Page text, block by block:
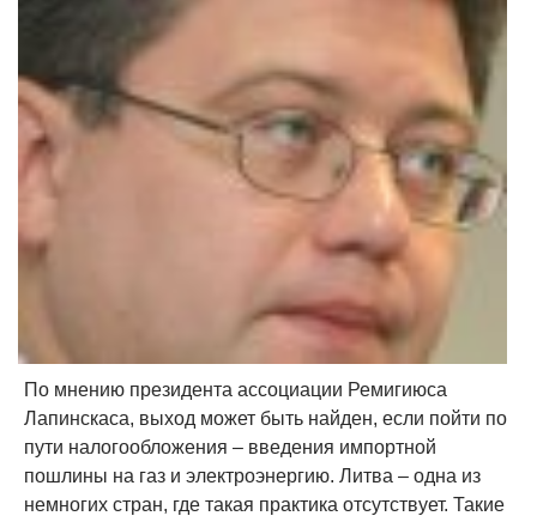
По мнению президента ассоциации Ремигиюса
Лапинскаса, выход может быть найден, если пойти по
пути налогообложения – введения импортной
пошлины на газ и электроэнергию. Литва – одна из
немногих стран, где такая практика отсутствует. Такие